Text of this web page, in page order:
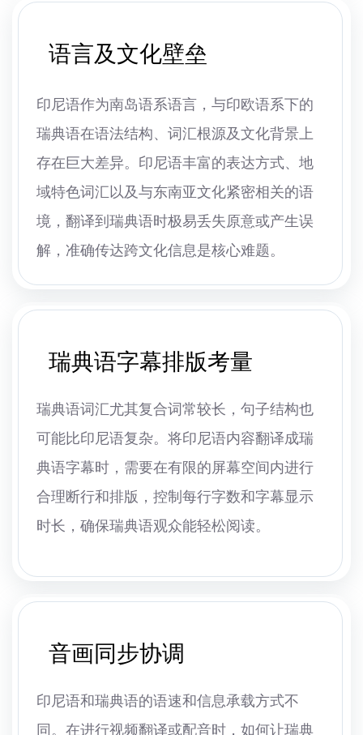
语言及文化壁垒
印尼语作为南岛语系语言，与印欧语系下的
瑞典语在语法结构、词汇根源及文化背景上
存在巨大差异。印尼语丰富的表达方式、地
域特色词汇以及与东南亚文化紧密相关的语
境，翻译到瑞典语时极易丢失原意或产生误
解，准确传达跨文化信息是核心难题。
瑞典语字幕排版考量
瑞典语词汇尤其复合词常较长，句子结构也
可能比印尼语复杂。将印尼语内容翻译成瑞
典语字幕时，需要在有限的屏幕空间内进行
合理断行和排版，控制每行字数和字幕显示
时长，确保瑞典语观众能轻松阅读。
音画同步协调
印尼语和瑞典语的语速和信息承载方式不
同。在进行视频翻译或配音时，如何让瑞典